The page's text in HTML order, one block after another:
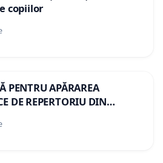
copiilor
PENTRU APĂRAREA
DE REPERTORIU DIN